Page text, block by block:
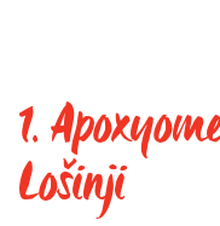
1.
Lošinji